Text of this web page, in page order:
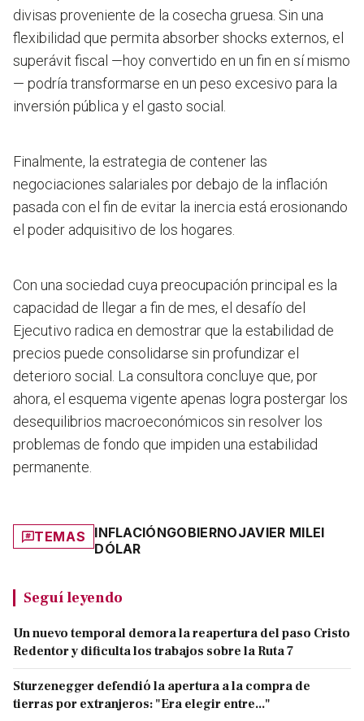
divisas proveniente de la cosecha gruesa. Sin una
flexibilidad que permita absorber shocks externos, el
superávit fiscal —hoy convertido en un fin en sí mismo
— podría transformarse en un peso excesivo para la
inversión pública y el gasto social.
Finalmente, la estrategia de contener las
negociaciones salariales por debajo de la inflación
pasada con el fin de evitar la inercia está erosionando
el poder adquisitivo de los hogares.
Con una sociedad cuya preocupación principal es la
capacidad de llegar a fin de mes, el desafío del
Ejecutivo radica en demostrar que la estabilidad de
precios puede consolidarse sin profundizar el
deterioro social. La consultora concluye que, por
ahora, el esquema vigente apenas logra postergar los
desequilibrios macroeconómicos sin resolver los
problemas de fondo que impiden una estabilidad
permanente.
TEMAS INFLACIÓNGOBIERNOJAVIER MILEI
DÓLAR
Seguí leyendo
Un nuevo temporal demora la reapertura del paso Cristo
Redentor y dificulta los trabajos sobre la Ruta 7
Sturzenegger defendió la apertura a la compra de
tierras por extranjeros: "Era elegir entre..."